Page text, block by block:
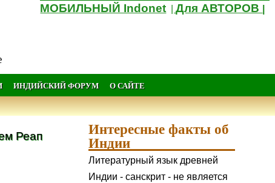
МОБИЛЬНЫЙ Indonet |Для АВТОРОВ
ИНДИЙСКИЙ ФОРУМ О САЙТЕ
Реап Интересные факты об
Индии
Литературный язык древней
Индии - санскрит - не является